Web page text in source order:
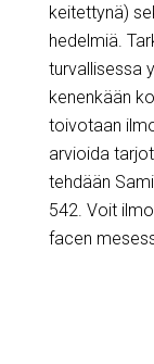
keitettynä)
hedelmiä.
turvallisessa
kenenkään
toivotaan
arvioida
tehdään
542. Voit
facen